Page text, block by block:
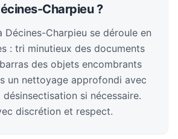
Charpieu ?
Décines-Charpieu se déroule en
: tri minutieux des documents
des objets encombrants
un nettoyage approfondi avec
si nécessaire.
discrétion et respect.